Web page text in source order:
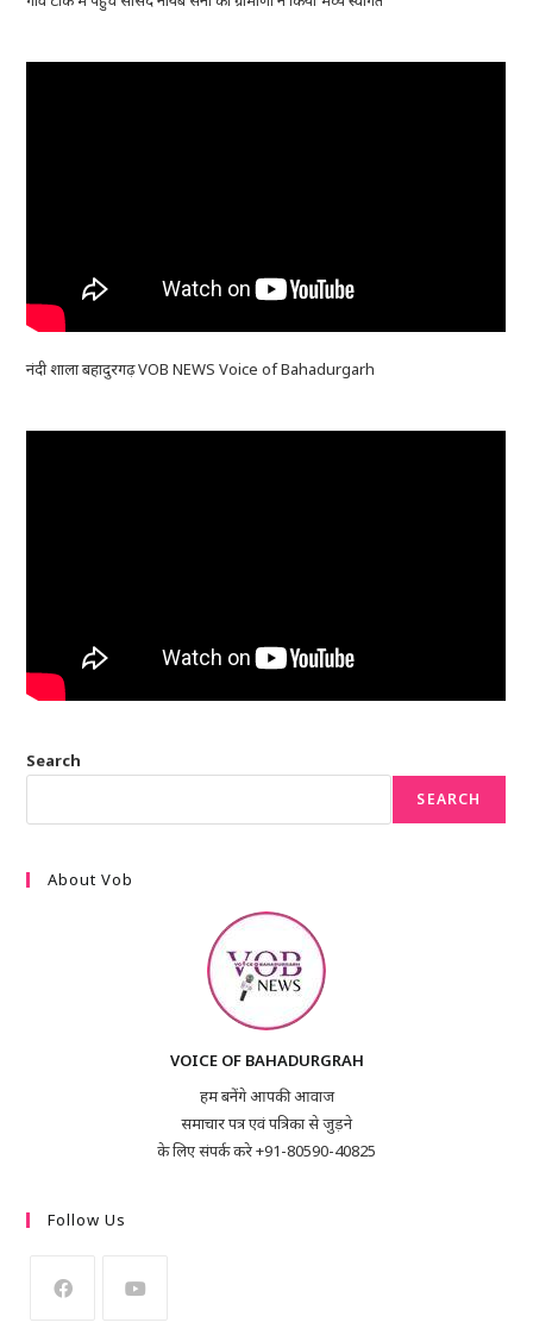
नंदी शाला बहादुरगढ़ VOB NEWS Voice of Bahadurgarh
Search
SEARCH
About Vob
VOICE OF BAHADURGRAH
हम बनेंगे आपकी आवाज
समाचार पत्र एवं पत्रिका से जुड़ने
के लिए संपर्क करे +91-80590-40825
Follow Us